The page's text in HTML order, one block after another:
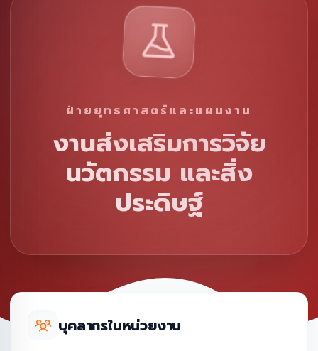
ฝ่ายยุทธศาสตร์และแผนงาน
งานส่งเสริมการวิจัย
นวัตกรรม และสิ่ง
ประดิษฐ์
บุคลากรในหน่วยงาน